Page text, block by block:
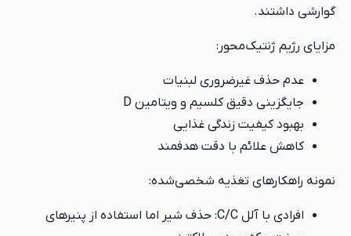
گوارشی داشتند.
مزایای رژیم ژنتیک‌محور:
عدم حذف غیرضروری لبنیات
جایگزینی دقیق کلسیم و ویتامین D
بهبود کیفیت زندگی غذایی
کاهش علائم با دقت هدفمند
نمونه راهکارهای تغذیه شخصی‌شده:
افرادی با آلل C/C: حذف شیر اما استفاده از پنیرهای